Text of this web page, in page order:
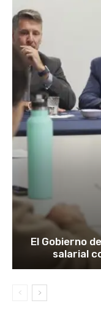
El Gobierno
salarial